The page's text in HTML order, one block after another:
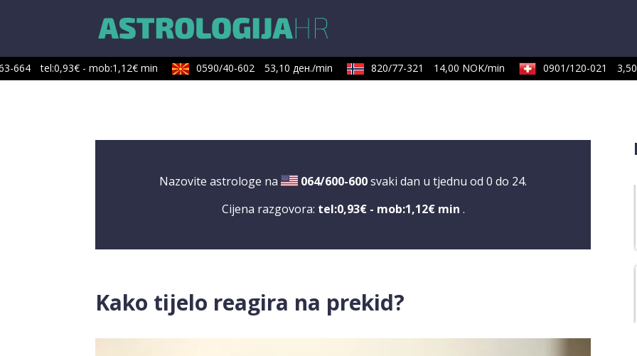
664 tel:0,93€ - mob:1,12€ min 0590/40-602 53,10 ден./min 820/77-321 14,00 NOK/min 0901/120-021
Nazovite astrologe na 064/600-600 svaki dan u tjednu od 0 do 24.
Cijena razgovora: tel:0,93€ - mob:1,12€ min .
Kako tijelo reagira na prekid?